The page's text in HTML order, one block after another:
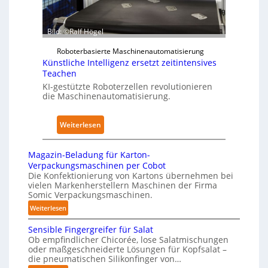
s
i
c
a
A
I
a
n
k
e
h
a
u
s
e
n
A
u
w
i
k
u
g
e
n
v
n
P
h
y
Bild: ©Ralf Högel
Roboterbasierte Maschinenautomatisierung
Künstliche Intelligenz ersetzt zeitintensives
Teachen
KI-gestützte Roboterzellen revolutionieren
die Maschinenautomatisierung.
Weiterlesen:
K
n
s
t
l
c
h
e
I
Magazin-Beladung für Karton-
Verpackungsmaschinen per Cobot
Die Konfektionierung von Kartons übernehmen bei
vielen Markenherstellern Maschinen der Firma
Somic Verpackungsmaschinen.
Weiterlesen:
M
a
g
a
z
Sensible Fingergreifer für Salat
Ob empfindlicher Chicorée, lose Salatmischungen
oder maßgeschneiderte Lösungen für Kopfsalat –
die pneumatischen Silikonfinger von…